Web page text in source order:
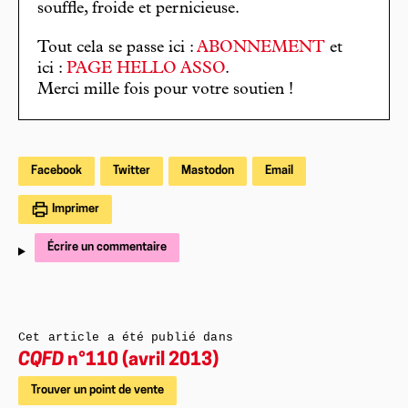
souffle, froide et pernicieuse.
Tout cela se passe ici : ABONNEMENT et
ici : PAGE HELLO ASSO.
Merci mille fois pour votre soutien !
Facebook Twitter Mastodon Email
Imprimer
Écrire un commentaire
Cet article a été publié dans
CQFD n°110 (avril 2013)
Trouver un point de vente